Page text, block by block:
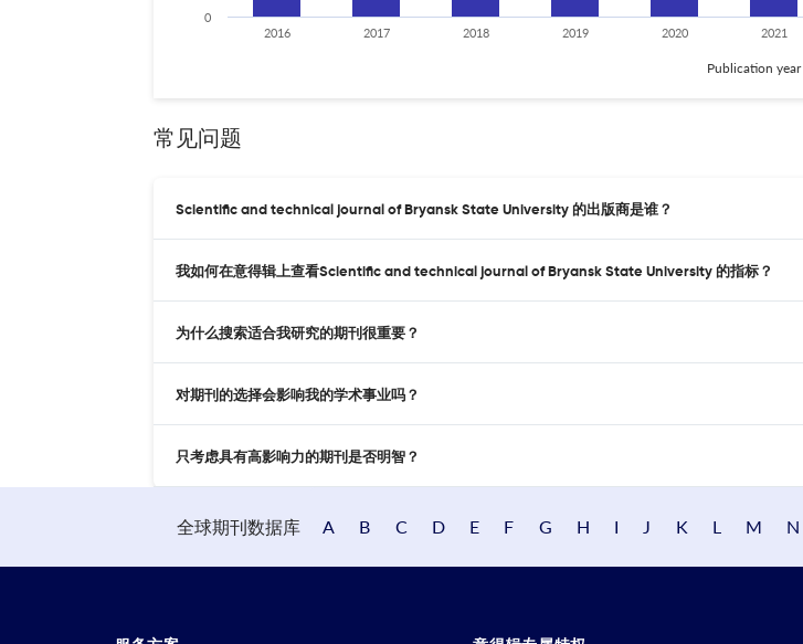
Publication year
2016 2017 2018 2019 2020 2021
0
常见问题
Scientific and technical journal of Bryansk State University 的出版商是谁？
我如何在意得辑上查看Scientific and technical journal of Bryansk State University 的指标？
为什么搜索适合我研究的期刊很重要？
对期刊的选择会影响我的学术事业吗？
只考虑具有高影响力的期刊是否明智？
全球期刊数据库 A B C D E F G H I J K L M N